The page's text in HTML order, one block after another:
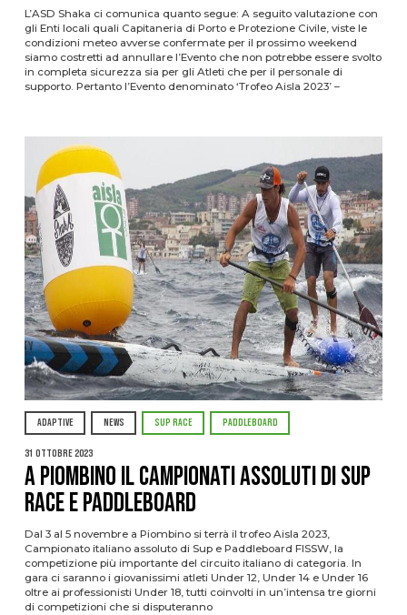
L’ASD Shaka ci comunica quanto segue: A seguito valutazione con
gli Enti locali quali Capitaneria di Porto e Protezione Civile, viste le
condizioni meteo avverse confermate per il prossimo weekend
siamo costretti ad annullare l’Evento che non potrebbe essere svolto
in completa sicurezza sia per gli Atleti che per il personale di
supporto. Pertanto l’Evento denominato ‘Trofeo Aisla 2023’ –
ADAPTIVE NEWS SUP RACE PADDLEBOARD
31 Ottobre 2023
A Piombino il Campionati Assoluti di Sup
Race e Paddleboard
Dal 3 al 5 novembre a Piombino si terrà il trofeo Aisla 2023,
Campionato italiano assoluto di Sup e Paddleboard FISSW, la
competizione più importante del circuito italiano di categoria. In
gara ci saranno i giovanissimi atleti Under 12, Under 14 e Under 16
oltre ai professionisti Under 18, tutti coinvolti in un’intensa tre giorni
di competizioni che si disputeranno